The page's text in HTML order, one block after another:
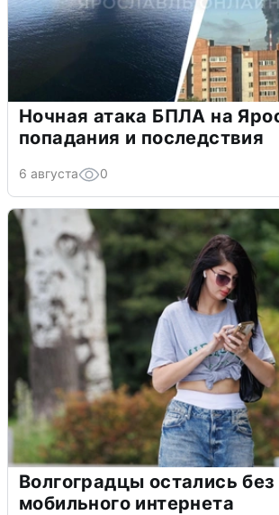
Ночная атака БПЛА на
попадания и последствия
6 августа 0
Волгоградцы остались без
мобильного интернета